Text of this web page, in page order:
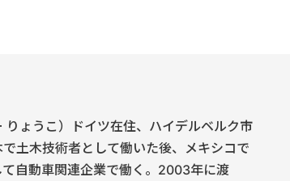
ょうこ）ドイツ在住、ハイデルベルク市
土木技術者として働いた後、メキシコで
自動車関連企業で働く。2003年に渡